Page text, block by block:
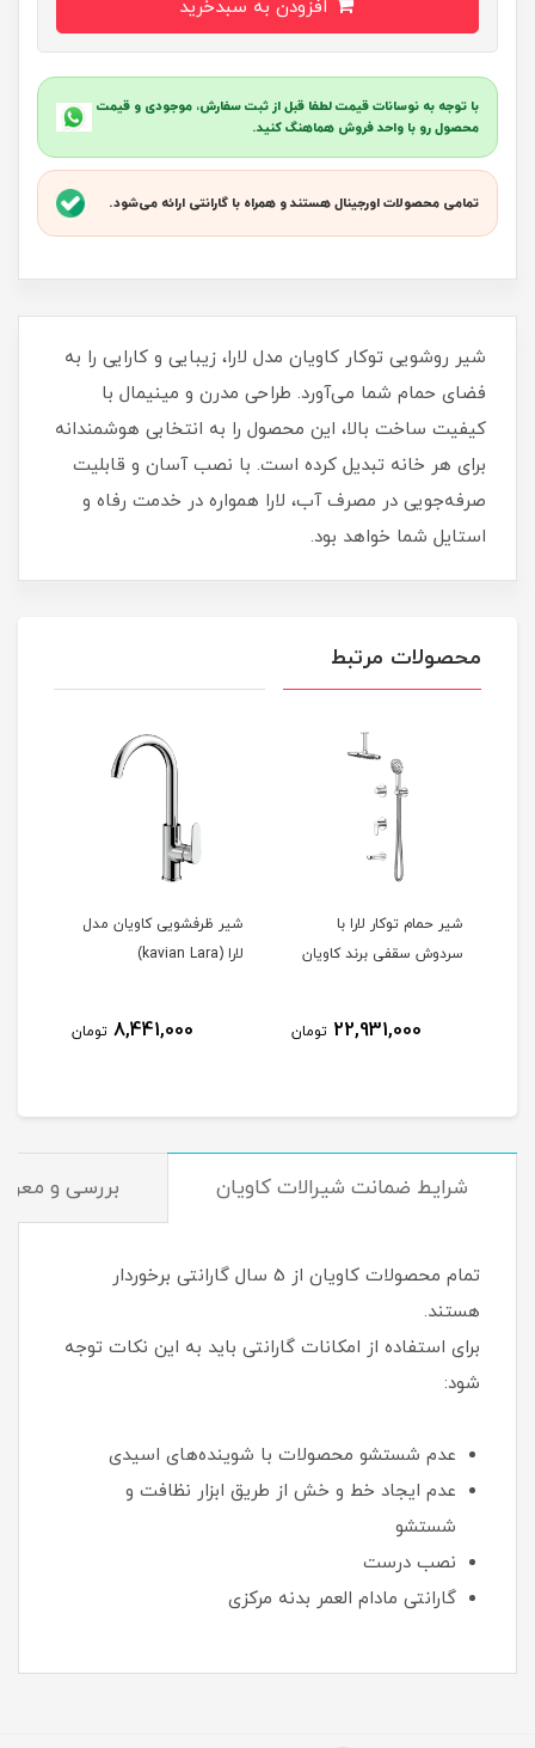
با توجه به نوسانات قیمت لطفا قبل از ثبت سفارش، موجودی و قیمت
محصول رو با واحد فروش هماهنگ کنید.
تمامی محصولات اورجینال هستند و همراه با گارانتی ارائه می‌شود.
شیر روشویی توکار کاویان مدل لارا، زیبایی و کارایی را به
فضای حمام شما می‌آورد. طراحی مدرن و مینیمال با
کیفیت ساخت بالا، این محصول را به انتخابی هوشمندانه
برای هر خانه تبدیل کرده است. با نصب آسان و قابلیت
صرفه‌جویی در مصرف آب، لارا همواره در خدمت رفاه و
استایل شما خواهد بود.
محصولات مرتبط
شیر حمام توکار لارا با
سردوش سقفی برند کاویان
22,931,000 تومان
شیر ظرفشویی کاویان مدل
لارا (kavian Lara)
8,441,000 تومان
شرایط ضمانت شیرالات کاویان بررسی و
تمام محصولات کاویان از 5 سال گارانتی برخوردار
هستند.
برای استفاده از امکانات گارانتی باید به این نکات توجه
شود:
عدم شستشو محصولات با شوینده‌های اسیدی
عدم ایجاد خط و خش از طریق ابزار نظافت و
شستشو
نصب درست
گارانتی مادام العمر بدنه مرکزی